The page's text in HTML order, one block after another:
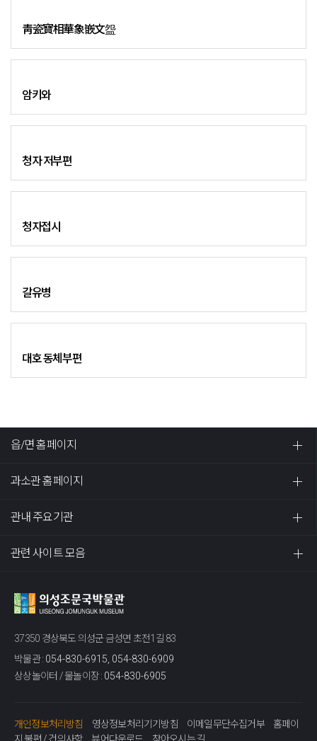
靑瓷寶相華象嵌文盌
암키와
청자 저부편
청자접시
갈유병
대호 동체부편
읍/면 홈페이지
과소관 홈페이지
관내 주요기관
관련 사이트 모음
37350 경상북도 의성군 금성면 초전1길 83
박물관 : 054-830-6915, 054-830-6909
상상놀이터 / 물놀이장 : 054-830-6905
개인정보처리방침 영상정보처리기기방침 이메일무단수집거부
홈페이